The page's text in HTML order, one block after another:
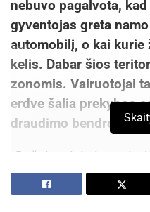
nebuvo pagalvota,
gyventojas greta
automobilį, o kai kurie
kelis. Dabar šios
zonomis. Vairuotojai
erdve šalia prekybos
draudimo bendrovės
„Dažniausiai eismo
prie daugiabučių arba
Projektuojant